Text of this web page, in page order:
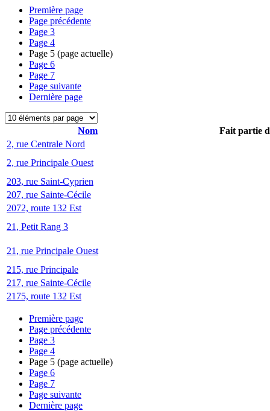
Première page
Page précédente
Page 3
Page 4
Page 5 (page actuelle)
Page 6
Page 7
Page suivante
Dernière page
Nom
Fait partie
2, rue Centrale Nord
2, rue Principale Ouest
203, rue Saint-Cyprien
207, rue Sainte-Cécile
2072, route 132 Est
21, Petit Rang 3
21, rue Principale Ouest
215, rue Principale
217, rue Sainte-Cécile
2175, route 132 Est
Première page
Page précédente
Page 3
Page 4
Page 5 (page actuelle)
Page 6
Page 7
Page suivante
Dernière page